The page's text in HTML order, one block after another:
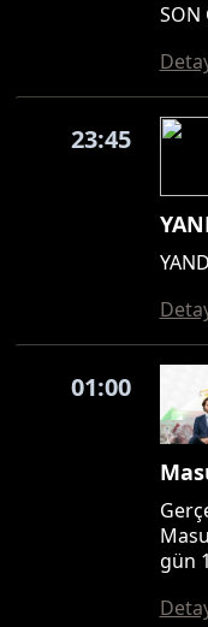
SON
23:45
01:00
gün